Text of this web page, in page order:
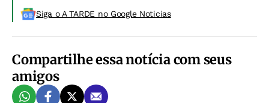
Siga o A TARDE no Google Noticias
Compartilhe essa notícia com seus
amigos